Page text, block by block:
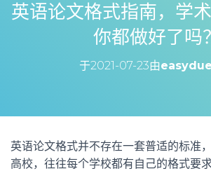
英语论文格式指南，学
你都做好了吗？
于2021-07-23由easydue
英语论文格式并不存在一套普适的标准
高校，往往每个学校都有自己的格式要